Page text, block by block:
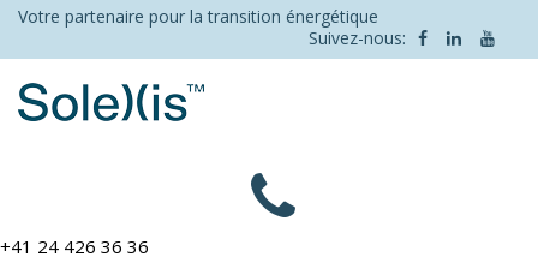
Skip
content
Votre partenaire pour la transition énergétique
Suivez-nous:
+41 24 426 36 36